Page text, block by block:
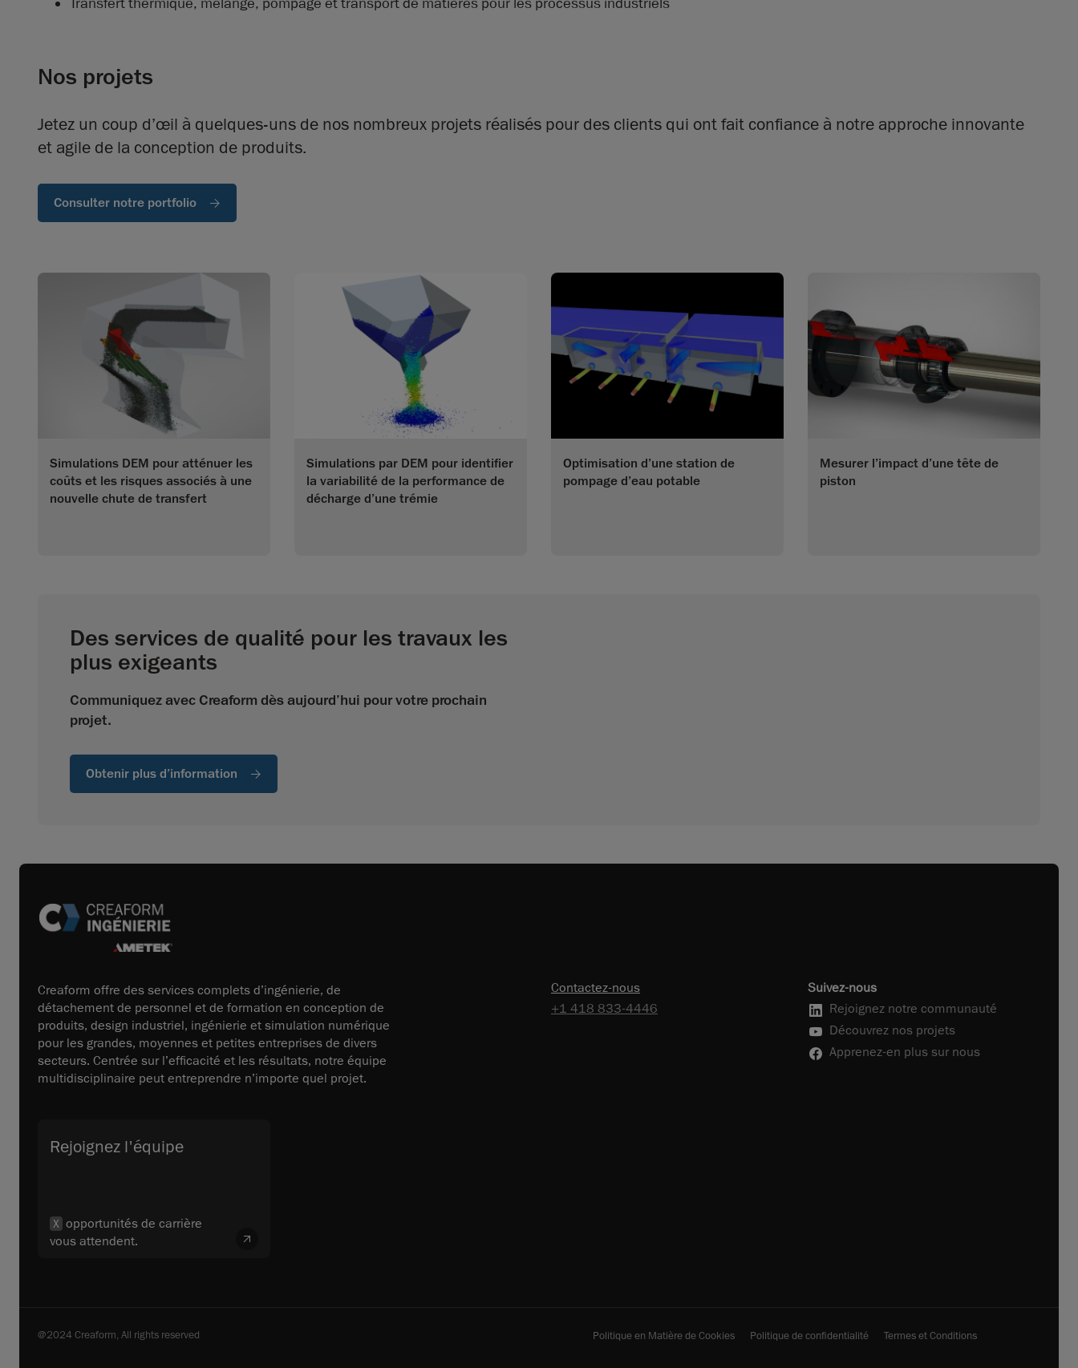
Nos projets
Jetez un coup d’œil à quelques-uns de nos nombreux projets réalisés pour des clients qui ont fait confiance à notre approche innovante
et agile de la conception de produits.
Consulter notre portfolio
Simulations DEM pour atténuer les
coûts et les risques associés à une
nouvelle chute de transfert
Simulations par DEM pour identifier
la variabilité de la performance de
décharge d’une trémie
Optimisation d’une station de
pompage d’eau potable
Mesurer l’impact d’une tête de
piston
Des services de qualité pour les travaux les
plus exigeants
Communiquez avec Creaform dès aujourd’hui pour votre prochain
projet.
Obtenir plus d’information
Creaform offre des services complets d’ingénierie, de
détachement de personnel et de formation en conception de
produits, design industriel, ingénierie et simulation numérique
pour les grandes, moyennes et petites entreprises de divers
secteurs. Centrée sur l’efficacité et les résultats, notre équipe
multidisciplinaire peut entreprendre n’importe quel projet.
Contactez-nous
+1 418 833-4446
Suivez-nous
Rejoignez notre communauté
Découvrez nos projets
Apprenez-en plus sur nous
Rejoignez l'équipe
X opportunités de carrière
vous attendent.
@2024 Creaform, All rights reserved Politique en Matière de Cookies Politique de confidentialité Termes et Conditions